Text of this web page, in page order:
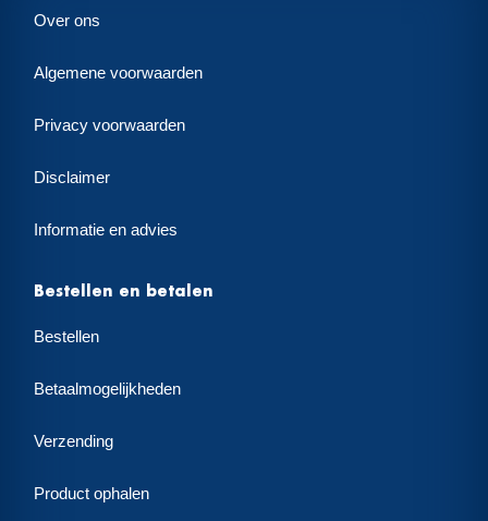
Over ons
Algemene voorwaarden
Privacy voorwaarden
Disclaimer
Informatie en advies
Bestellen en betalen
Bestellen
Betaalmogelijkheden
Verzending
Product ophalen